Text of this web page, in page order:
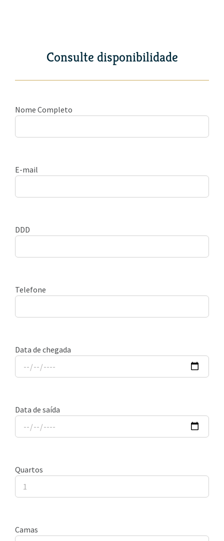
Consulte disponibilidade
Nome Completo
E-mail
DDD
Telefone
Data de chegada
Data de saída
Quartos
Camas